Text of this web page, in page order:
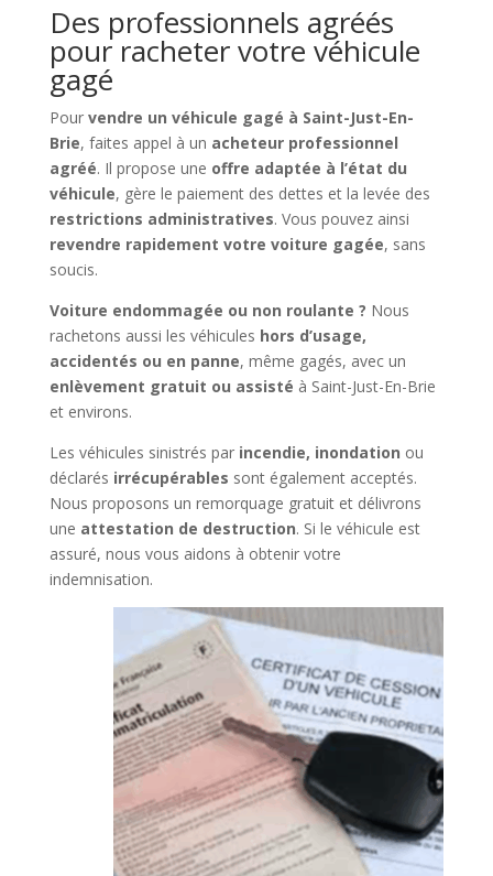
Des professionnels agréés
pour racheter votre véhicule
gagé
Pour vendre un véhicule gagé à Saint-Just-En-
Brie, faites appel à un acheteur professionnel
agréé. Il propose une offre adaptée à l’état du
véhicule, gère le paiement des dettes et la levée des
restrictions administratives. Vous pouvez ainsi
revendre rapidement votre voiture gagée, sans
soucis.
Voiture endommagée ou non roulante ? Nous
rachetons aussi les véhicules hors d’usage,
accidentés ou en panne, même gagés, avec un
enlèvement gratuit ou assisté à Saint-Just-En-Brie
et environs.
Les véhicules sinistrés par incendie, inondation ou
déclarés irrécupérables sont également acceptés.
Nous proposons un remorquage gratuit et délivrons
une attestation de destruction. Si le véhicule est
assuré, nous vous aidons à obtenir votre
indemnisation.